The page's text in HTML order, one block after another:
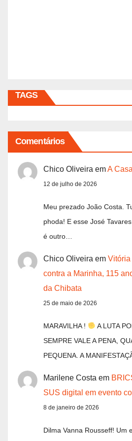
TAGS
Comentários
Chico Oliveira emA
12 de julho de 2026
Meu prezado João Costa.
phoda! E esse José
é outro…
Chico Oliveira em
contra a Marinha, 115
da Chibata
25 de maio de 2026
MARAVILHA !
A LUTA
SEMPRE VALE A PENA,
PEQUENA. A
Marilene Costa em
SUS digital em evento
8 de janeiro de 2026
Dilma Vanna Rousseff! Um